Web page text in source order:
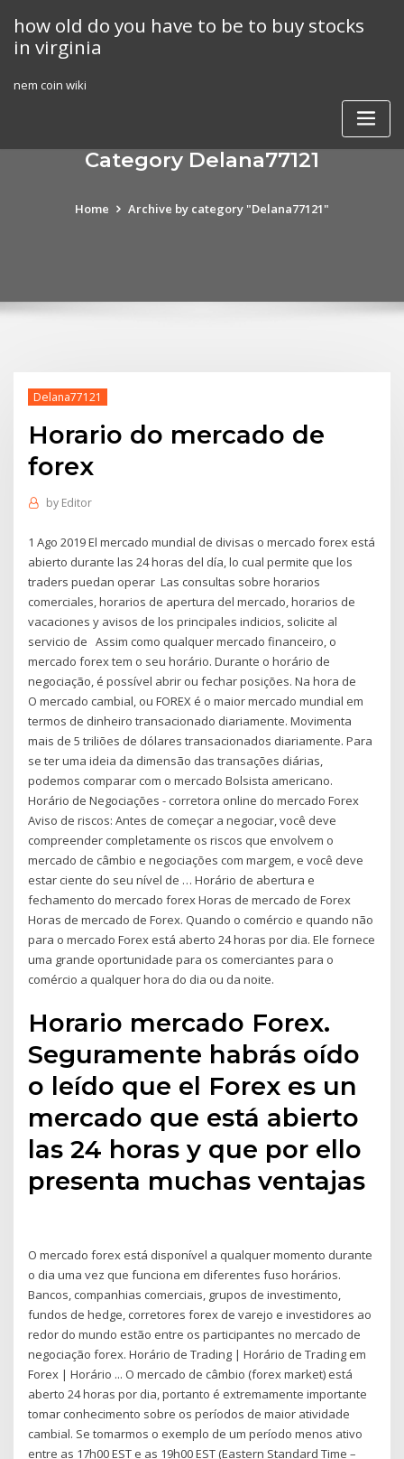
content
how old do you have to be to buy stocks
in virginia
nem coin wiki
Category Delana77121
Home Archive by category "Delana77121"
Delana77121
Horario do mercado de
forex
by Editor
1 Ago 2019 El mercado mundial de divisas o mercado forex está
abierto durante las 24 horas del día, lo cual permite que los
traders puedan operar Las consultas sobre horarios
comerciales, horarios de apertura del mercado, horarios de
vacaciones y avisos de los principales indicios, solicite al
servicio de Assim como qualquer mercado financeiro, o
mercado forex tem o seu horário. Durante o horário de
negociação, é possível abrir ou fechar posições. Na hora de
O mercado cambial, ou FOREX é o maior mercado mundial em
termos de dinheiro transacionado diariamente. Movimenta
mais de 5 triliões de dólares transacionados diariamente. Para
se ter uma ideia da dimensão das transações diárias,
podemos comparar com o mercado Bolsista americano.
Horário de Negociações - corretora online do mercado Forex
Aviso de riscos: Antes de começar a negociar, você deve
compreender completamente os riscos que envolvem o
mercado de câmbio e negociações com margem, e você deve
estar ciente do seu nível de … Horário de abertura e
fechamento do mercado forex Horas de mercado de Forex
Horas de mercado de Forex. Quando o comércio e quando não
para o mercado Forex está aberto 24 horas por dia. Ele fornece
uma grande oportunidade para os comerciantes para o
comércio a qualquer hora do dia ou da noite.
Horario mercado Forex.
Seguramente habrás oído
o leído que el Forex es un
mercado que está abierto
las 24 horas y que por ello
presenta muchas ventajas
O mercado forex está disponível a qualquer momento durante
o dia uma vez que funciona em diferentes fuso horários.
Bancos, companhias comerciais, grupos de investimento,
fundos de hedge, corretores forex de varejo e investidores ao
redor do mundo estão entre os participantes no mercado de
negociação forex. Horário de Trading | Horário de Trading em
Forex | Horário ... O mercado de câmbio (forex market) está
aberto 24 horas por dia, portanto é extremamente importante
tomar conhecimento sobre os períodos de maior atividade
cambial. Se tomarmos o exemplo de um período menos ativo
entre as 17h00 EST e as 19h00 EST (Eastern Standard Time –